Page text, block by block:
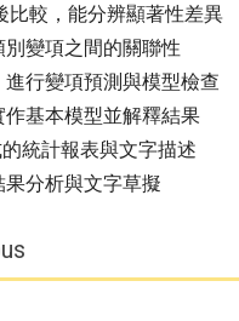
比較，能分辨顯著性差異
變項之間的關聯性
行變項預測與模型檢查
基本模型並解釋結果
統計報表與文字描述
分析與文字草擬